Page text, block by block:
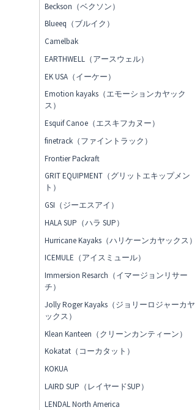
Beckson（ベクソン）
Blueeq（ブルイク）
Camelbak
EARTHWELL（アースウェル）
EK USA（イーケー）
Emotion kayaks（エモーションカヤック
ス）
Esquif Canoe（エスキフカヌー）
finetrack（ファイントラック）
Frontier Packraft
GRIT EQUIPMENT（グリットエキップメン
ト）
GSI（ジーエスアイ）
HALA SUP（ハラ SUP）
Hurricane Kayaks（ハリケーンカヤックス）
ICEMULE（アイスミュール）
Immersion Resarch（イマージョンリサー
チ）
Jolly Roger Kayaks（ジョリーロジャーカヤ
ックス）
Klean Kanteen（クリーンカンティーン）
Kokatat（コーカタット）
KOKUA
LAIRD SUP（レイヤードSUP）
LENDAL North America